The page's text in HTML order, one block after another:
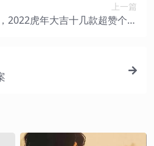
上一篇
2022虎年大吉十几款超赞个性